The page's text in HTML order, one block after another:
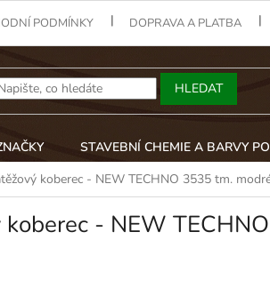
PODMÍNKY DOPRAVA A PLATBA
HLEDAT
STAVEBNÍ CHEMIE A BARVY
koberec - NEW TECHNO 3535 tm.
koberec - NEW